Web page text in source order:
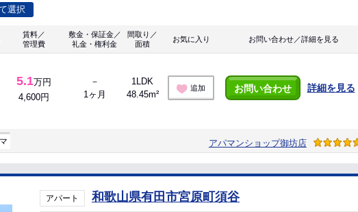
選択
賃料／
管理費
敷金・保証金／
礼金・権利金
間取り／
面積
お気に入り お問い合わせ／詳細を見る
5.1万円
4,600円
－
1ヶ月
1LDK
48.45m²
追加 お問い合わせ 詳細を見る
アパマンショップ御坊店
アパート 和歌山県有田市宮原町須谷